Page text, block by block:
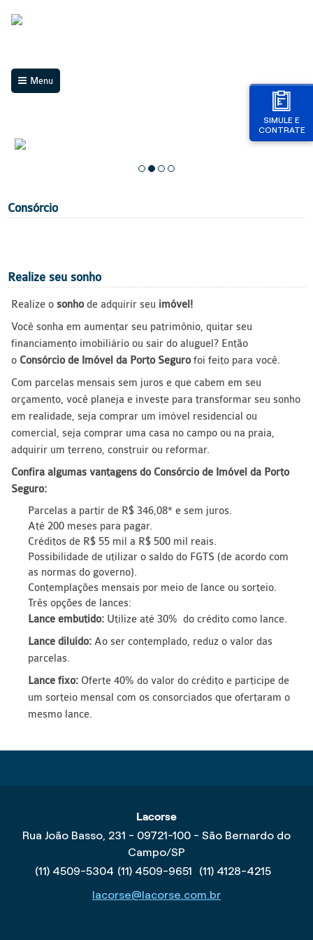
SIMULE E
CONTRATE
Menu
Consórcio
Realize seu sonho
Realize osonhode adquirir seu imóvel!
Você sonha em aumentar seu patrimônio, quitar seu
financiamento imobiliário ou sair do aluguel? Então
o Consórcio de Imóvel da Porto Segurofoi feito para você.
Com parcelas mensais sem juros e que cabem em seu
orçamento, você planeja e investe para transformar seu sonho
em realidade, seja comprar um imóvel residencial ou
comercial, seja comprar uma casa no campo ou na praia,
adquirir um terreno, construir ou reformar.
Confira algumas vantagens do Consórcio de Imóvel da Porto
Seguro:
Parcelas a partir de R$ 346,08* e sem juros.
Até 200 meses para pagar.
Créditos de R$ 55 mil a R$ 500 mil reais.
Possibilidade de utilizar o saldo do FGTS (de acordo com
as normas do governo).
Contemplações mensais por meio de lance ou sorteio.
Três opções de lances:
Lance embutido: Utilize até 30% do crédito como lance.
Lance diluído: Ao ser contemplado, reduz o valor das
parcelas.
Lance fixo: Oferte 40% do valor do crédito e participe de
um sorteio mensal com os consorciados que ofertaram o
mesmo lance.
Lacorse
Rua João Basso, 231 - 09721-100 - São Bernardo do
Campo/SP
(11) 4509-5304 (11) 4509-9651
(11) 4128-4215
lacorse@lacorse.com.br